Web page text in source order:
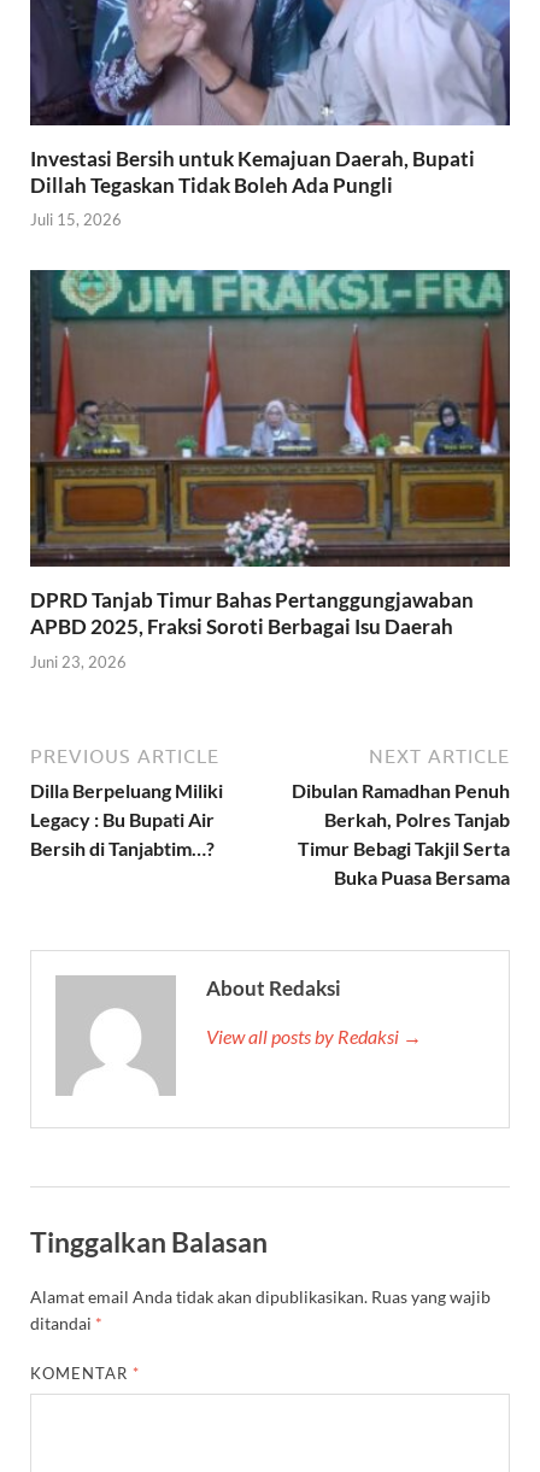
Investasi Bersih untuk Kemajuan Daerah, Bupati
Dillah Tegaskan Tidak Boleh Ada Pungli
Juli 15, 2026
DPRD Tanjab Timur Bahas Pertanggungjawaban
APBD 2025, Fraksi Soroti Berbagai Isu Daerah
Juni 23, 2026
PREVIOUS ARTICLE
Dilla Berpeluang Miliki
Legacy : Bu Bupati Air
Bersih di Tanjabtim…?
NEXT ARTICLE
Dibulan Ramadhan Penuh
Berkah, Polres Tanjab
Timur Bebagi Takjil Serta
Buka Puasa Bersama
About Redaksi
View all posts by Redaksi →
Tinggalkan Balasan
Alamat email Anda tidak akan dipublikasikan. Ruas yang wajib
ditandai *
KOMENTAR *